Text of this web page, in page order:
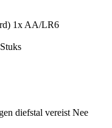
1x AA/LR6
diefstal vereist Nee